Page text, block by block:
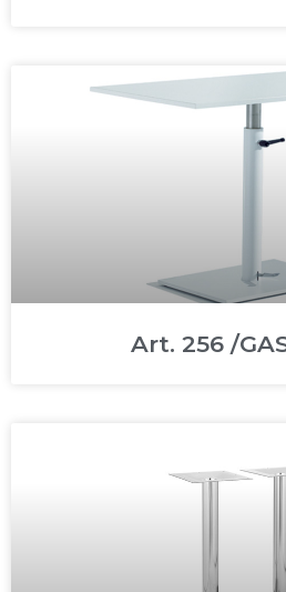
Art. 256 /